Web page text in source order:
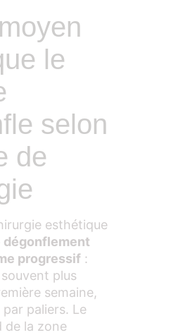
le
selon
de
esthétique
dégonflement
progressif :
plus
semaine,
paliers. Le
de la zone